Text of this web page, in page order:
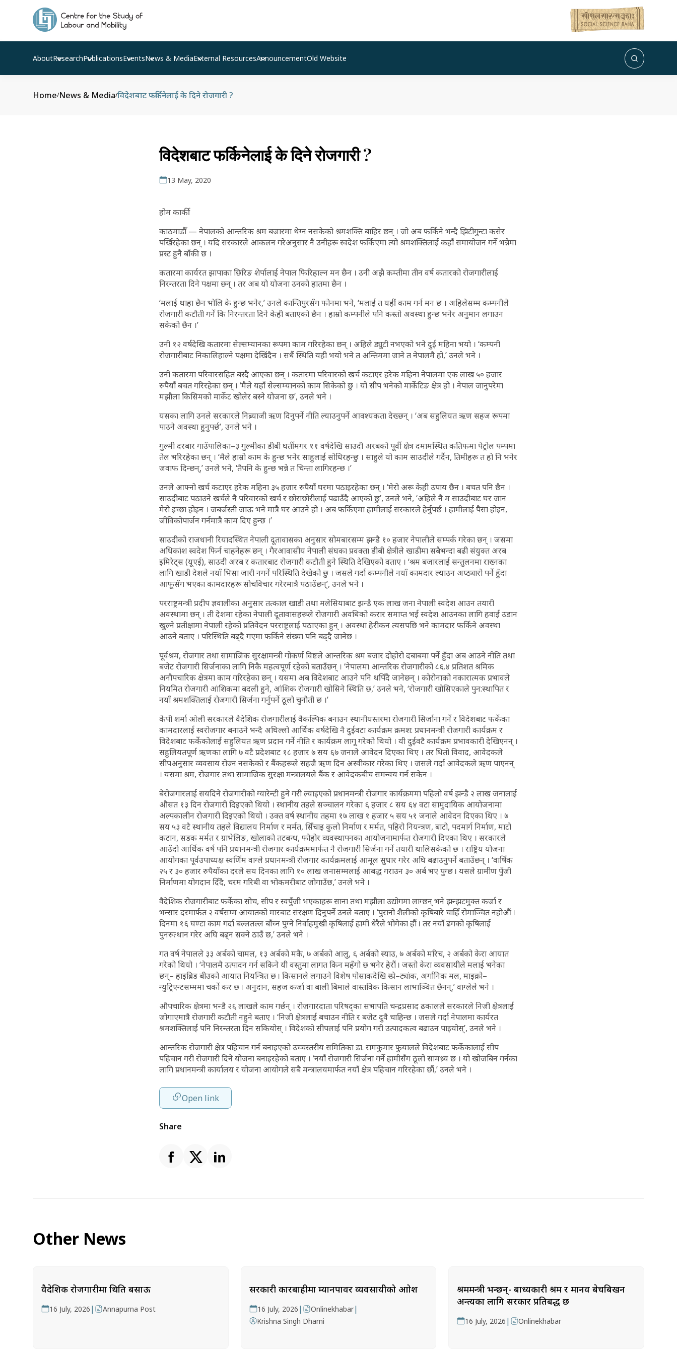
AboutResearchPublicationsEventsNews & MediaExternal ResourcesAnnouncementOld Website
Home/News & Media/विदेशबाट फर्किनेलाई के दिने रोजगारी ?
विदेशबाट फर्किनेलाई के दिने रोजगारी ?
13 May, 2020
होम कार्की
काठमाडौँ — नेपालको आन्तरिक श्रम बजारमा थेग्न नसकेको श्रमशक्ति बाहिर छन् । जो अब फर्किने भन्दै झिटीगुन्टा कसेर
पर्खिरहेका छन् । यदि सरकारले आकलन गरेअनुसार नै उनीहरू स्वदेश फर्किएमा त्यो श्रमशक्तिलाई कहाँ समायोजन गर्ने भन्नेमा
प्रस्ट हुनै बाँकी छ ।
कतारमा कार्यरत झापाका छिरिङ शेर्पालाई नेपाल फिरिहाल्न मन छैन । उनी अझै कम्तीमा तीन वर्ष कतारको रोजगारीलाई
निरन्तरता दिने पक्षमा छन् । तर अब यो योजना उनको हातमा छैन ।
‘मलाई थाहा छैन भोलि के हुन्छ भनेर,’ उनले कान्तिपुरसँग फोनमा भने, ‘मलाई त यहीं काम गर्न मन छ । अहिलेसम्म कम्पनीले
रोजगारी कटौती गर्ने कि निरन्तरता दिने केही बताएको छैन । हाम्रो कम्पनीले पनि कस्तो अवस्था हुन्छ भनेर अनुमान लगाउन
सकेको छैन ।’
उनी १२ वर्षदेखि कतारमा सेल्सम्यानका रूपमा काम गरिरहेका छन् । अहिले ड्युटी नभएको भने दुई महिना भयो । ‘कम्पनी
रोजगारीबाट निकालिहाल्ने पक्षमा देखिंदैन । सधैं स्थिति यही भयो भने त अन्तिममा जाने त नेपालमै हो,’ उनले भने ।
उनी कतारमा परिवारसहित बस्दै आएका छन् । कतारमा परिवारको खर्च कटाएर हरेक महिना नेपालमा एक लाख ५० हजार
रुपैयाँ बचत गरिरहेका छन् । ‘मैले यहाँ सेल्सम्यानको काम सिकेको छु । यो सीप भनेको मार्केटिङ क्षेत्र हो । नेपाल जानुपरेमा
मझौला किसिमको मार्केट खोलेर बस्ने योजना छ’, उनले भने ।
यसका लागि उनले सरकारले निब्र्याजी ऋण दिनुपर्ने नीति ल्याउनुपर्ने आवश्यकता देख्छन् । ‘अब सहुलियत ऋण सहज रूपमा
पाउने अवस्था हुनुपर्छ’, उनले भने ।
गुल्मी दरबार गाउँपालिका–३ गुल्मीका डीबी घर्तीमगर ११ वर्षदेखि साउदी अरबको पूर्वी क्षेत्र दमामस्थित कतिफमा पेट्रोल पम्पमा
तेल भरिरहेका छन् । ‘मैले हाम्रो काम के हुन्छ भनेर साहुलाई सोधिरहन्छु । साहुले यो काम साउदीले गर्दैन, तिमीहरू त हो नि भनेर
जवाफ दिन्छन्,’ उनले भने, ‘तैपनि के हुन्छ भन्ने त चिन्ता लागिरहन्छ ।’
उनले आफ्नो खर्च कटाएर हरेक महिना ३५ हजार रुपैयाँ घरमा पठाइरहेका छन् । ‘मेरो अरू केही उपाय छैन । बचत पनि छैन ।
साउदीबाट पठाउने खर्चले नै परिवारको खर्च र छोराछोरीलाई पढाउँदै आएको छु’, उनले भने, ‘अहिले नै म साउदीबाट घर जान
मेरो इच्छा होइन । जबर्जस्ती जाऊ भने मात्रै घर आउने हो । अब फर्किएमा हामीलाई सरकारले हेर्नुपर्छ । हामीलाई पैसा होइन,
जीविकोपार्जन गर्नमात्रै काम दिए हुन्छ ।’
साउदीको राजधानी रियादस्थित नेपाली दूतावासका अनुसार सोमबारसम्म झन्डै १० हजार नेपालीले सम्पर्क गरेका छन् । जसमा
अधिकांश स्वदेश फिर्न चाहनेहरू छन् । गैरआवासीय नेपाली संघका प्रवक्ता डीबी क्षेत्रीले खाडीमा सबैभन्दा बढी संयुक्त अरब
इमिरेट्स (यूएई), साउदी अरब र कतारबाट रोजगारी कटौती हुने स्थिति देखिएको वताए । ‘श्रम बजारलाई सन्तुलनमा राख्नका
लागि खाडी देशले नयाँ भिसा जारी नगर्ने परिस्थिति देखेको छु । जसले गर्दा कम्पनीले नयाँ कामदार ल्याउन अप्ठ्यारो पर्ने हुँदा
आफूसँग भएका कामदारहरू सोचविचार गरेरमात्रै पठाउँछन्’, उनले भने ।
परराष्ट्रमन्त्री प्रदीप ज्ञवालीका अनुसार तत्काल खाडी तथा मलेसियाबाट झन्डै एक लाख जना नेपाली स्वदेश आउन तयारी
अवस्थामा छन् । ती देशमा रहेका नेपाली दूतावासहरूले रोजगारी अवधिको करार समाप्त भई स्वदेश आउनका लागि हवाई उडान
खुल्ने प्रतीक्षामा नेपाली रहेको प्रतिवेदन परराष्ट्रलाई पठाएका हुन् । अवस्था हेरीकन त्यसपछि भने कामदार फर्किने अवस्था
आउने बताए । परिस्थिति बढ्दै गएमा फर्किने संख्या पनि बढ्दै जानेछ ।
पूर्वश्रम, रोजगार तथा सामाजिक सुरक्षामन्त्री गोकर्ण विष्टले आन्तरिक श्रम बजार दोहोरो दबाबमा पर्ने हुँदा अब आउने नीति तथा
बजेट रोजगारी सिर्जनाका लागि निकै महत्वपूर्ण रहेको बताउँछन् । ‘नेपालमा आन्तरिक रोजगारीको ८६.४ प्रतिशत श्रमिक
अनौपचारिक क्षेत्रमा काम गरिरहेका छन् । यसमा अब विदेशबाट आउने पनि थपिँदै जानेछन् । कोरोनाको नकारात्मक प्रभावले
नियमित रोजगारी आंशिकमा बदली हुने, आंशिक रोजगारी खोसिने स्थिति छ,’ उनले भने, ‘रोजगारी खोसिएकाले पुन:स्थापित र
नयाँ श्रमशक्तिलाई रोजगारी सिर्जना गर्नुपर्ने ठूलो चुनौती छ ।’
केपी शर्मा ओली सरकारले वैदेशिक रोजगारीलाई वैकल्पिक बनाउन स्थानीयस्तरमा रोजगारी सिर्जाना गर्ने र विदेशबाट फर्केका
कामदारलाई स्वरोजगार बनाउने भन्दै अघिल्लो आर्थिक वर्षदेखि नै दुईवटा कार्यक्रम क्रमश: प्रधानमन्त्री रोजगारी कार्यक्रम र
विदेशबाट फर्केकोलाई सहुलियत ऋण प्रदान गर्ने नीति र कार्यक्रम लागू गरेको थियो । यी दुईवटै कार्यक्रम प्रभावकारी देखिएनन् ।
सहुलियतपूर्ण ऋणका लागि ७ वटै प्रदेशबाट १८ हजार ७ सय ६७ जनाले आवेदन दिएका थिए । तर धितो विवाद, आवेदकले
सीपअनुसार व्यवसाय रोज्न नसकेको र बैंकहरूले सहजै ऋण दिन अस्वीकार गरेका थिए । जसले गर्दा आवेदकले ऋण पाएनन्
। यसमा श्रम, रोजगार तथा सामाजिक सुरक्षा मन्त्रालयले बैंक र आवेदकबीच समन्वय गर्न सकेन ।
बेरोजगारलाई सयदिने रोजगारीको ग्यारेन्टी हुने गरी ल्याइएको प्रधानमन्त्री रोजगार कार्यक्रममा पहिलो वर्ष झन्डै २ लाख जनालाई
औसत १३ दिन रोजगारी दिइएको थियो । स्थानीय तहले सञ्चालन गरेका ६ हजार ८ सय ६४ वटा सामुदायिक आयोजनामा
अल्पकालीन रोजगारी दिइएको थियो । उक्त वर्ष स्थानीय तहमा १७ लाख १ हजार ५ सय ५१ जनाले आवेदन दिएका थिए । ७
सय ५३ वटै स्थानीय तहले विद्यालय निर्माण र मर्मत, सिँचाइ कुलो निर्माण र मर्मत, पहिरो नियन्त्रण, बाटो, पदमार्ग निर्माण, माटो
कटान, सडक मर्मत र ग्राभेलिङ, खोलाको तटबन्ध, फोहोर व्यवस्थापनका आयोजनामार्फत रोजगारी दिएका थिए । सरकारले
आउँदो आर्थिक वर्ष पनि प्रधानमन्त्री रोजगार कार्यक्रममार्फत नै रोजगारी सिर्जना गर्ने तयारी थालिसकेको छ । राष्ट्रिय योजना
आयोगका पूर्वउपाध्यक्ष स्वर्णिम वाग्ले प्रधानमन्त्री रोजगार कार्यक्रमलाई आमूल सुधार गरेर अघि बढाउनुपर्ने बताउँछन् । ‘वार्षिक
२५ र ३० हजार रुपैयाँका दरले सय दिनका लागि १० लाख जनासम्मलाई आबद्ध गराउन ३० अर्ब भए पुग्छ । यसले ग्रामीण पुँजी
निर्माणमा योगदान दिँदै, चरम गरिबी वा भोकमरीबाट जोगाउँछ,’ उनले भने ।
वैदेशिक रोजगारीबाट फर्केका सोच, सीप र स्वपुँजी भएकाहरू साना तथा मझौला उद्योगमा लाग्छन् भने झन्झटमुक्त कर्जा र
भन्सार दरमार्फत २ वर्षसम्म आयातको मारबाट संरक्षण दिनुपर्ने उनले बताए । ‘पुरानो शैलीको कृषिबारे चाहिँ रोमाञ्चित नहोऔं ।
दिनमा १६ घण्टा काम गर्दा बल्लतल्ल बाँच्न पुग्ने निर्वाहमुखी कृषिलाई हामी धेरैले भोगेका हौं । तर नयाँ ढंगको कृषिलाई
पुनरुत्थान गरेर अघि बढ्न सक्ने ठाउँ छ,’ उनले भने ।
गत वर्ष नेपालले ३३ अर्बको चामल, १३ अर्बको मकै, ७ अर्बको आलु, ६ अर्बको स्याउ, ७ अर्बको मरिच, २ अर्बको केरा आयात
गरेको थियो । ‘नेपालमै उत्पादन गर्न सकिने यी वस्तुमा लागत किन महँगो छ भनेर हेरौं । जस्तो केरा व्यवसायीले मलाई भनेका
छन्– हाइब्रिड बीउको आयात नियन्त्रित छ । किसानले लगाउने विशेष पोसाकदेखि स्प्रे–ट्यांक, अर्गानिक मल, माइक्रो–
न्युट्रिएन्टसम्ममा चर्को कर छ । अनुदान, सहज कर्जा वा बाली बिमाले वास्तविक किसान लाभाञ्वित छैनन्,’ वाग्लेले भने ।
औपचारिक क्षेत्रमा भन्डै २६ लाखले काम गर्छन् । रोजगारदाता परिषद्का सभापति चन्द्रप्रसाद ढकालले सरकारले निजी क्षेत्रलाई
जोगाएमात्रै रोजगारी कटौती नहुने बताए । ‘निजी क्षेत्रलाई बचाउन नीति र बजेट दुवै चाहिन्छ । जसले गर्दा नेपालमा कार्यरत
श्रमशक्तिलाई पनि निरन्तरता दिन सकियोस् । विदेशको सीपलाई पनि प्रयोग गरी उत्पादकत्व बढाउन पाइयोस्’, उनले भने ।
आन्तरिक रोजगारी क्षेत्र पहिचान गर्न बनाइएको उच्चस्तरीय समितिका डा. रामकुमार फुयालले विदेशबाट फर्केकालाई सीप
पहिचान गरी रोजगारी दिने योजना बनाइरहेको बताए । ‘नयाँ रोजगारी सिर्जना गर्ने हामीसँग ठूलो सामथ्र्य छ । यो खोजबिन गर्नका
लागि प्रधानमन्त्री कार्यालय र योजना आयोगले सबै मन्त्रालयमार्फत नयाँ क्षेत्र पहिचान गरिरहेका छौंं,’ उनले भने ।
Open link
Share
Other News
वैदेशिक रोजगारीमा थिति बसाऊ
16 July, 2026 | Annapurna Post
सरकारी कारबाहीमा म्यानपावर व्यवसायीको आक्रोश
16 July, 2026 | Onlinekhabar|
Krishna Singh Dhami
श्रममन्त्री भन्छन्- बाध्यकारी श्रम र मानव बेचबिखन
अन्त्यका लागि सरकार प्रतिबद्ध छ
16 July, 2026 | Onlinekhabar